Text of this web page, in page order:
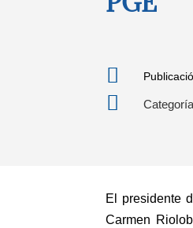


El presidente
Carmen